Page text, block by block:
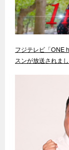
フジテレビ「ONE
スンが放送されま